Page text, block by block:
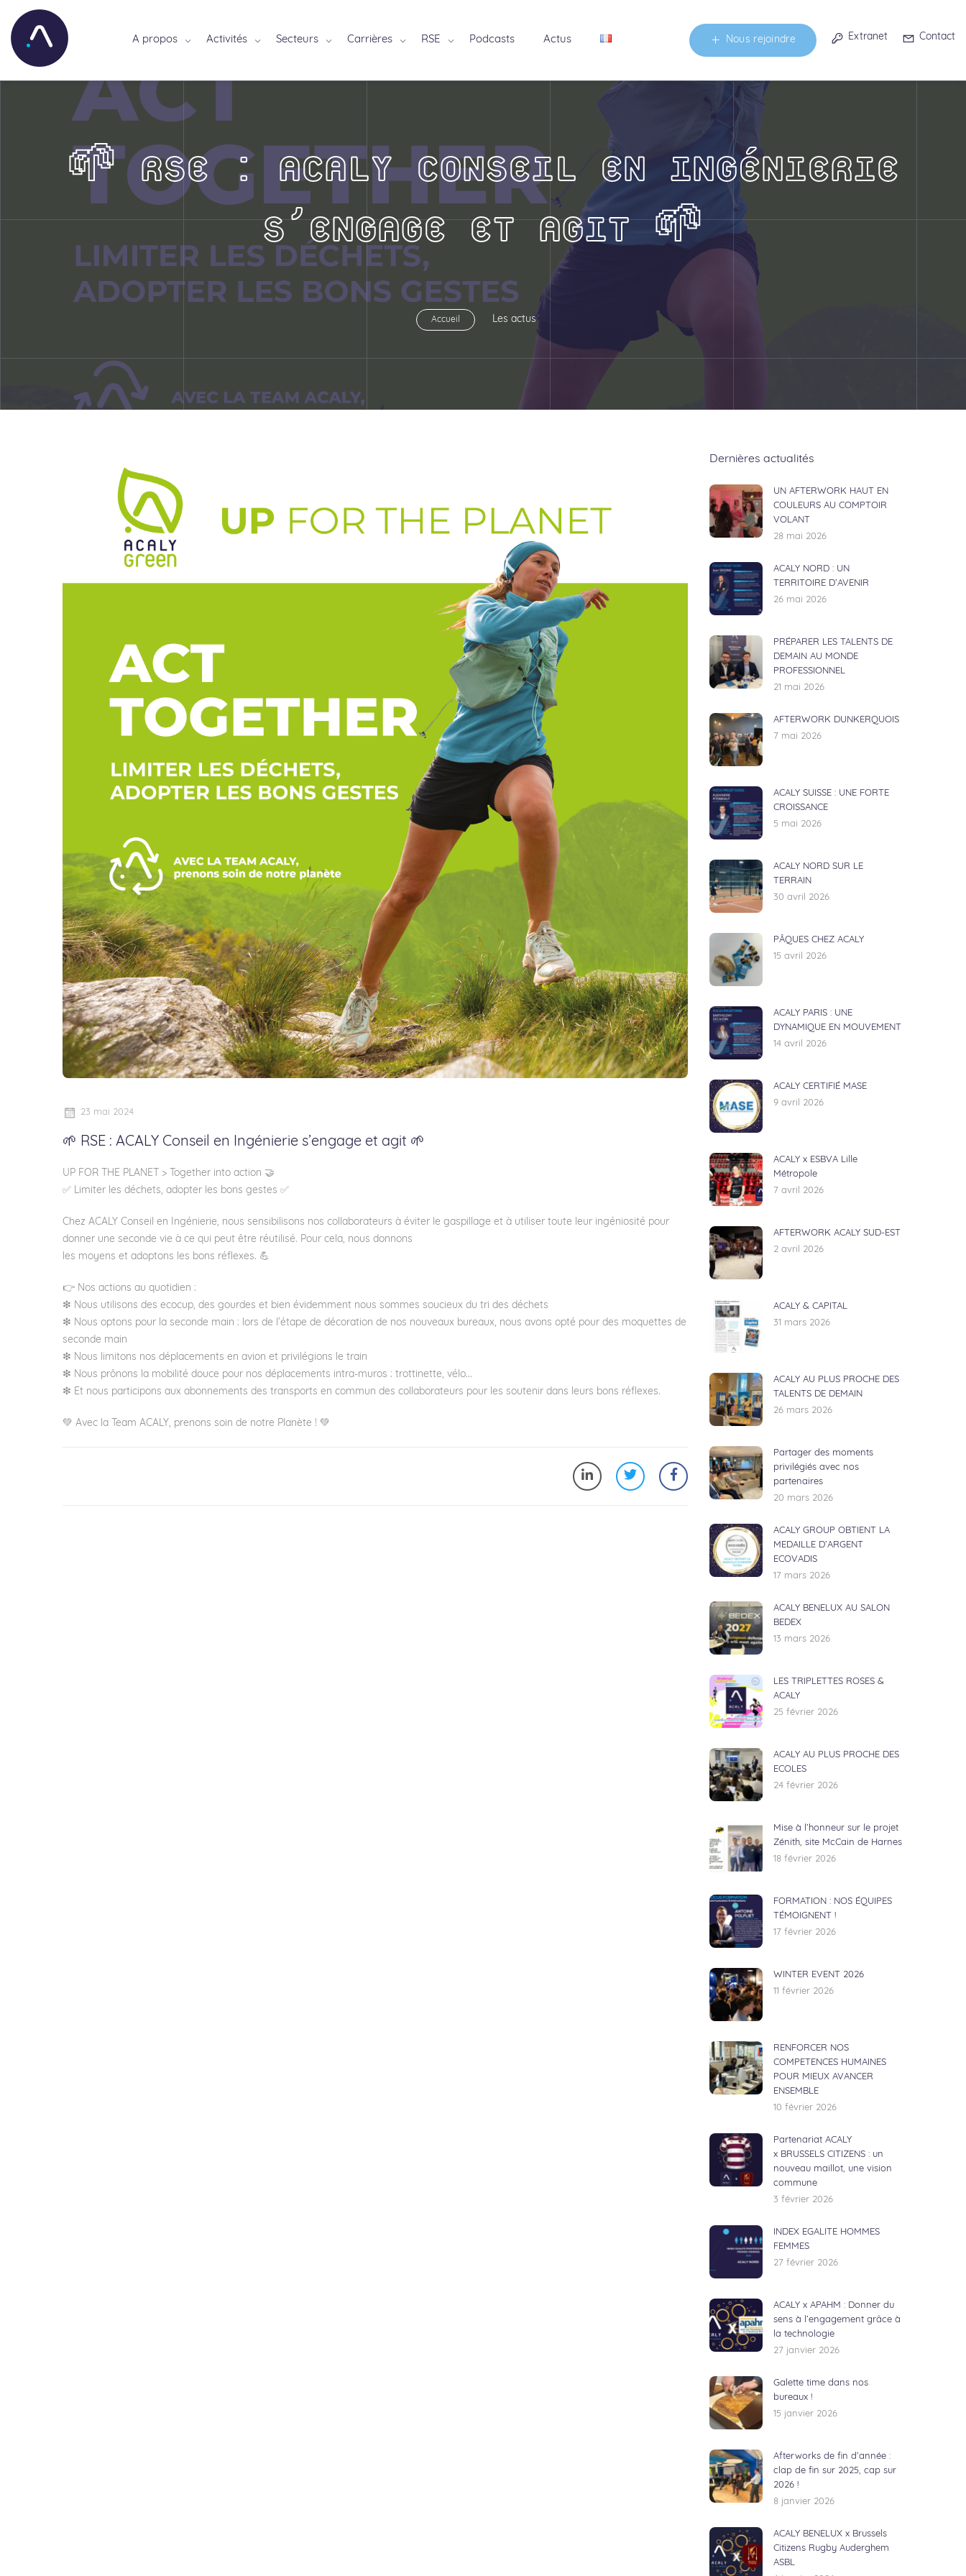
A propos Activités Secteurs Carrières RSE Podcasts Actus Nous rejoindre Extranet Contact
🌱 RSE : ACALY CONSEIL EN INGÉNIERIE
S’ENGAGE ET AGIT 🌱
Accueil Les actus
23 mai 2024
🌱 RSE : ACALY Conseil en Ingénierie s’engage et agit 🌱
UP FOR THE PLANET > Together into action 🤝
✅ Limiter les déchets, adopter les bons gestes ✅
Chez ACALY Conseil en Ingénierie, nous sensibilisons nos collaborateurs à éviter le gaspillage et à utiliser toute leur ingéniosité pour
donner une seconde vie à ce qui peut être réutilisé. Pour cela, nous donnons
les moyens et adoptons les bons réflexes. 💪
👉 Nos actions au quotidien :
❇ Nous utilisons des ecocup, des gourdes et bien évidemment nous sommes soucieux du tri des déchets
❇ Nous optons pour la seconde main : lors de l’étape de décoration de nos nouveaux bureaux, nous avons opté pour des moquettes de
seconde main
❇ Nous limitons nos déplacements en avion et privilégions le train
❇ Nous prônons la mobilité douce pour nos déplacements intra-muros : trottinette, vélo...
❇ Et nous participons aux abonnements des transports en commun des collaborateurs pour les soutenir dans leurs bons réflexes.
💚 Avec la Team ACALY, prenons soin de notre Planète ! 💚
Dernières actualités
UN AFTERWORK HAUT EN
COULEURS AU COMPTOIR
VOLANT
28 mai 2026
ACALY NORD : UN
TERRITOIRE D’AVENIR
26 mai 2026
PRÉPARER LES TALENTS DE
DEMAIN AU MONDE
PROFESSIONNEL
21 mai 2026
AFTERWORK DUNKERQUOIS
7 mai 2026
ACALY SUISSE : UNE FORTE
CROISSANCE
5 mai 2026
ACALY NORD SUR LE
TERRAIN
30 avril 2026
PÂQUES CHEZ ACALY
15 avril 2026
ACALY PARIS : UNE
DYNAMIQUE EN MOUVEMENT
14 avril 2026
ACALY CERTIFIÉ MASE
9 avril 2026
ACALY x ESBVA Lille
Métropole
7 avril 2026
AFTERWORK ACALY SUD-EST
2 avril 2026
ACALY & CAPITAL
31 mars 2026
ACALY AU PLUS PROCHE DES
TALENTS DE DEMAIN
26 mars 2026
Partager des moments
privilégiés avec nos
partenaires
20 mars 2026
ACALY GROUP OBTIENT LA
MEDAILLE D’ARGENT
ECOVADIS
17 mars 2026
ACALY BENELUX AU SALON
BEDEX
13 mars 2026
LES TRIPLETTES ROSES &
ACALY
25 février 2026
ACALY AU PLUS PROCHE DES
ECOLES
24 février 2026
Mise à l’honneur sur le projet
Zénith, site McCain de Harnes
18 février 2026
FORMATION : NOS ÉQUIPES
TÉMOIGNENT !
17 février 2026
WINTER EVENT 2026
11 février 2026
RENFORCER NOS
COMPETENCES HUMAINES
POUR MIEUX AVANCER
ENSEMBLE
10 février 2026
Partenariat ACALY
x BRUSSELS CITIZENS : un
nouveau maillot, une vision
commune
3 février 2026
INDEX EGALITE HOMMES
FEMMES
27 février 2026
ACALY x APAHM : Donner du
sens à l’engagement grâce à
la technologie
27 janvier 2026
Galette time dans nos
bureaux !
15 janvier 2026
Afterworks de fin d’année :
clap de fin sur 2025, cap sur
2026 !
8 janvier 2026
ACALY BENELUX x Brussels
Citizens Rugby Auderghem
ASBL